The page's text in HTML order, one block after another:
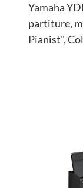
Yamaha
partiture,
Pianist",